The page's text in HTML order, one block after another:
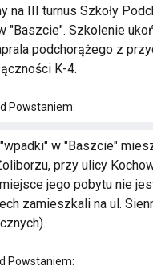
na III turnus Szkoły
"Baszcie". Szkolenie
podchorążego z
K-4.
Powstaniem:
w "Baszcie"
przy ulicy
jego pobytu nie
zamieszkali na ul.
Powstaniem: